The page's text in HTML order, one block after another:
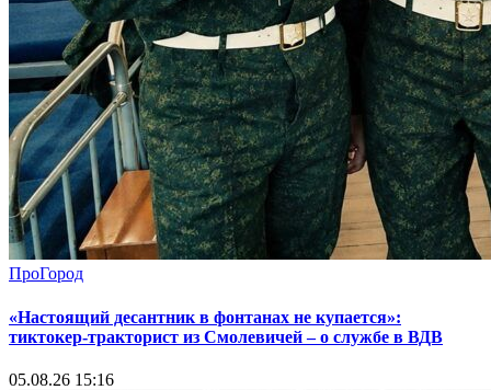
ПроГород
«Настоящий десантник в фонтанах не купается»:
тиктокер-тракторист из Смолевичей – о службе в ВДВ
05.08.26 15:16